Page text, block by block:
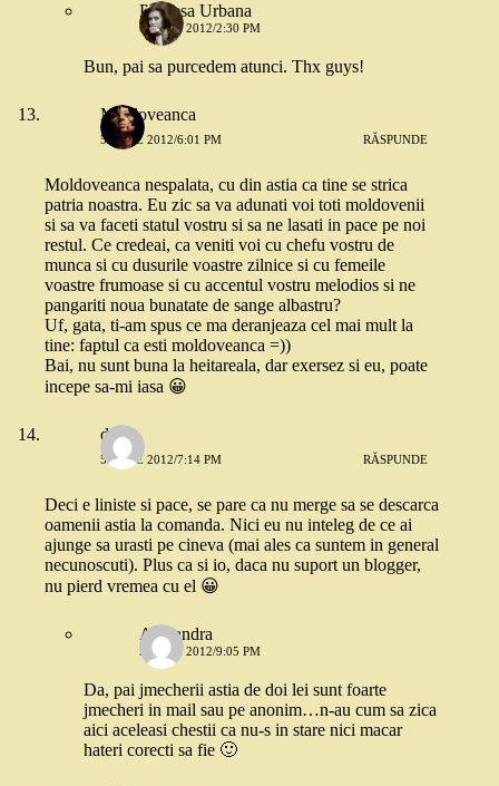
Printesa Urbana
6 IULIE 2012/2:30 PM
Bun, pai sa purcedem atunci. Thx guys!
Moldoveanca
5 IULIE 2012/6:01 PM RĂSPUNDE
Moldoveanca nespalata, cu din astia ca tine se strica
patria noastra. Eu zic sa va adunati voi toti moldovenii
si sa va faceti statul vostru si sa ne lasati in pace pe noi
restul. Ce credeai, ca veniti voi cu chefu vostru de
munca si cu dusurile voastre zilnice si cu femeile
voastre frumoase si cu accentul vostru melodios si ne
pangariti noua bunatate de sange albastru?
Uf, gata, ti-am spus ce ma deranjeaza cel mai mult la
tine: faptul ca esti moldoveanca =))
Bai, nu sunt buna la heitareala, dar exersez si eu, poate
incepe sa-mi iasa 😀
dojo
5 IULIE 2012/7:14 PM RĂSPUNDE
Deci e liniste si pace, se pare ca nu merge sa se descarca
oamenii astia la comanda. Nici eu nu inteleg de ce ai
ajunge sa urasti pe cineva (mai ales ca suntem in general
necunoscuti). Plus ca si io, daca nu suport un blogger,
nu pierd vremea cu el 😀
Alexandra
5 IULIE 2012/9:05 PM
Da, pai jmecherii astia de doi lei sunt foarte
jmecheri in mail sau pe anonim…n-au cum sa zica
aici aceleasi chestii ca nu-s in stare nici macar
hateri corecti sa fie 🙂